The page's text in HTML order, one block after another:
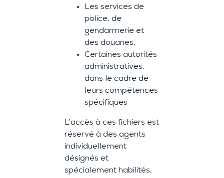
Les services de
police, de
gendarmerie et
des douanes,
Certaines autorités
administratives,
dans le cadre de
leurs compétences
spécifiques
L’accès à ces fichiers est
réservé à des agents
individuellement
désignés et
spécialement habilités,